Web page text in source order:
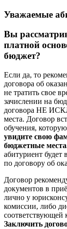
Уважаемые
Вы
платной
бюджет?
Если да, то
договора об
не тратить свое
зачислении на
договора НЕ
места. Договор
обучения,
увидите свою
бюджетные
абитуриент будет
по договору об
Договор
документов в
лично у
комиссии, либо
соответствующей
Заключить